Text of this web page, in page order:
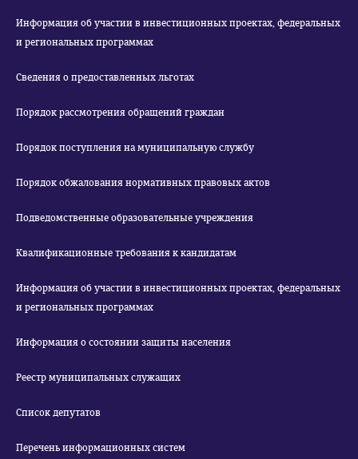
Информация об участии в инвестиционных проектах, федеральных
и региональных программах
Сведения о предоставленных льготах
Порядок рассмотрения обращений граждан
Порядок поступления на муниципальную службу
Порядок обжалования нормативных правовых актов
Подведомственные образовательные учреждения
Квалификационные требования к кандидатам
Информация об участии в инвестиционных проектах, федеральных
и региональных программах
Информация о состоянии защиты населения
Реестр муниципальных служащих
Список депутатов
Перечень информационных систем